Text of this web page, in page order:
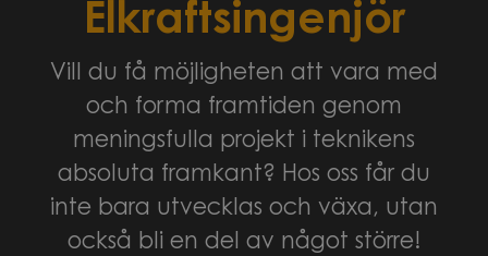
Elkraftsingenjör
Vill du få möjligheten att vara med
och forma framtiden genom
meningsfulla projekt i teknikens
absoluta framkant? Hos oss får du
inte bara utvecklas och växa, utan
också bli en del av något större!